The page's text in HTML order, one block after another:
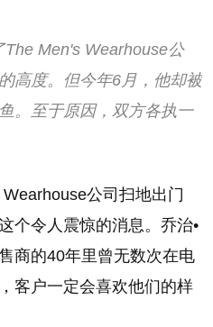
Men's Wearhouse公
高度。但今年6月，他却被
。至于原因，双方各执一
公司扫地出门
个令人震惊的消息。乔治•
商的40年里曾无数次在电
客户一定会喜欢他们的样